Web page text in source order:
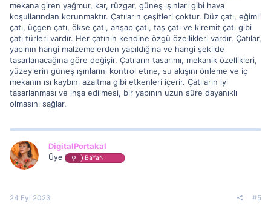
mekana giren yağmur, kar, rüzgar, güneş ışınları gibi hava
koşullarından korunmaktır. Çatıların çeşitleri çoktur. Düz çatı, eğimli
çatı, üçgen çatı, ökse çatı, ahşap çatı, taş çatı ve kiremit çatı gibi
çatı türleri vardır. Her çatının kendine özgü özellikleri vardır. Çatılar,
yapının hangi malzemelerden yapıldığına ve hangi şekilde
tasarlanacağına göre değişir. Çatıların tasarımı, mekanik özellikleri,
yüzeylerin güneş ışınlarını kontrol etme, su akışını önleme ve iç
mekanın ısı kaybını azaltma gibi etkenleri içerir. Çatıların iyi
tasarlanması ve inşa edilmesi, bir yapının uzun süre dayanıklı
olmasını sağlar.
DigitalPortakal
Üye BaYaN
24 Eyl 2023 #5